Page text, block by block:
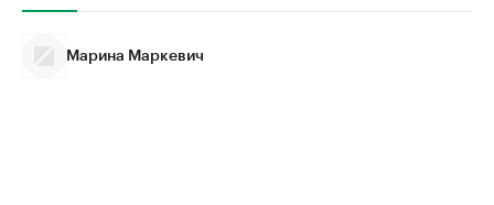
Марина Маркевич